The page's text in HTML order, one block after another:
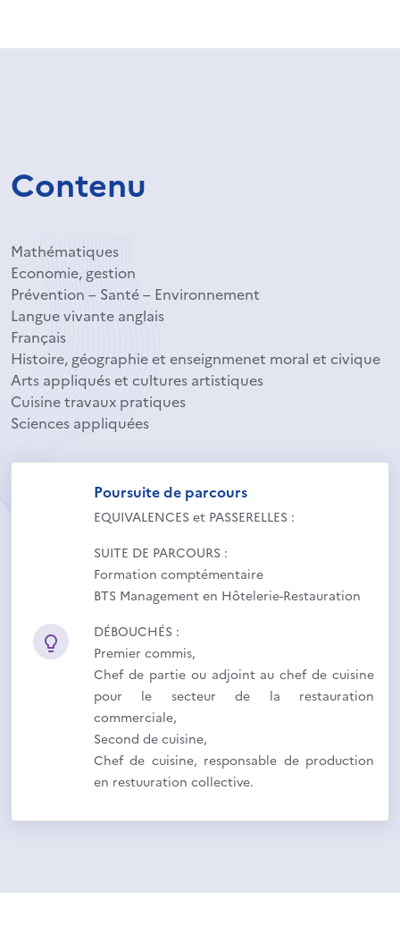
Contenu
Mathématiques
Economie, gestion
Prévention – Santé – Environnement
Langue vivante anglais
Français
Histoire, géographie et enseignmenet moral et civique
Arts appliqués et cultures artistiques
Cuisine travaux pratiques
Sciences appliquées
Poursuite de parcours
EQUIVALENCES et PASSERELLES :
SUITE DE PARCOURS :
Formation comptémentaire
BTS Management en Hôtelerie-Restauration
DÉBOUCHÉS :
Premier commis,
Chef de partie ou adjoint au chef de cuisine
pour le secteur de la restauration
commerciale,
Second de cuisine,
Chef de cuisine, responsable de production
en restuuration collective.